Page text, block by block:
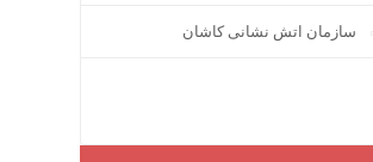
سازمان اتش نشانی کاشان